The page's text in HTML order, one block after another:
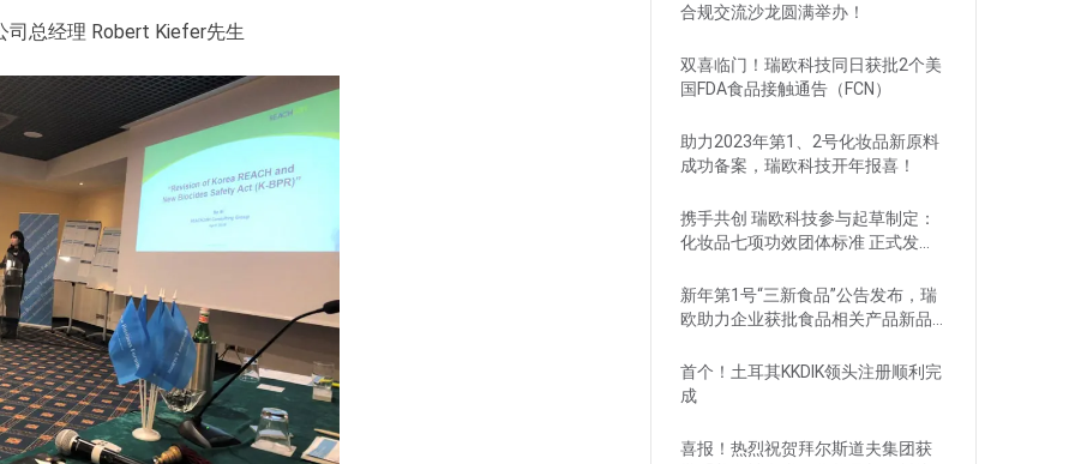
司总经理 Robert Kiefer先生
合规交流沙龙圆满举办！
双喜临门！瑞欧科技同日获批2个美
国FDA食品接触通告（FCN）
助力2023年第1、2号化妆品新原料
成功备案，瑞欧科技开年报喜！
携手共创 瑞欧科技参与起草制定：
化妆品七项功效团体标准 正式发
新年第1号“三新食品”公告发布，瑞
欧助力企业获批食品相关产品新品
首个！土耳其KKDIK领头注册顺利完
成
喜报！热烈祝贺拜尔斯道夫集团获